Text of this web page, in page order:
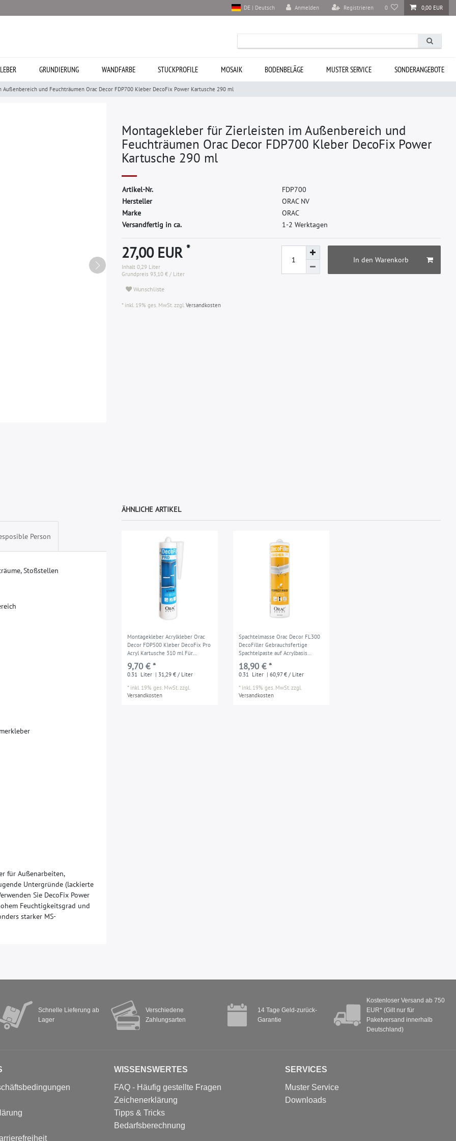
Anmelden Registrieren 0 0,00 EUR
DE | Deutsch
GRUNDIERUNG WANDFARBE STUCKPROFILE MOSAIK BODENBELÄGE MUSTER SERVICE SONDERANGEBOTE
und Feuchträumen Orac Decor FDP700 Kleber DecoFix Power Kartusche 290 ml
Montagekleber für Zierleisten im Außenbereich und
Feuchträumen Orac Decor FDP700 Kleber DecoFix Power
Kartusche 290 ml
Artikel-Nr. FDP700
Hersteller ORAC NV
Marke ORAC
Versandfertig in ca.
1-2 Werktagen
27,00 EUR *
Inhalt 0,29 Liter
Grundpreis 93,10 € / Liter
In den Warenkorb
Wunschliste
* inkl. 19% ges. MwSt. zzgl.Versandkosten
Person
räume, Stoßstellen
reich
erkleber
für Außenarbeiten,
Untergründe (lackierte
Sie DecoFix Power
Feuchtigkeitsgrad und
starker MS-
ÄHNLICHE ARTIKEL
Montagekleber Acrylkleber Orac
Decor FDP500 Kleber DecoFix Pro
Acryl Kartusche 310 ml Für
Zierleisten und Paneele
9,70 € *
0.31 Liter | 31,29 € / Liter
* inkl. 19% ges. MwSt.zzgl.
Versandkosten
Spachtelmasse Orac Decor FL300
DecoFiller Gebrauchsfertige
Spachtelpaste auf Acrylbasis
Abdichtung der Fugen
Reparaturspachtel weiß 310 ml
18,90 € *
0.31 Liter | 60,97 € / Liter
* inkl. 19% ges. MwSt.zzgl.
Versandkosten
Schnelle Lieferung ab
Lager
Verschiedene
Zahlungsarten
14 Tage Geld-zurück-
Garantie
Kostenloser Versand ab 750
EUR* (Gilt nur für
Paketversand innerhalb
Deutschland)
WISSENSWERTES
FAQ - Häufig gestellte Fragen
Zeichenerklärung
Tipps & Tricks
Bedarfsberechnung
SERVICES
Muster Service
Downloads